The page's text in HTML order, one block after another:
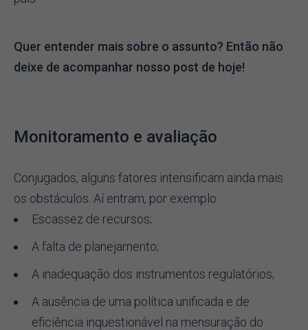
Quer entender mais sobre o assunto? Então não
deixe de acompanhar nosso post de hoje!
Monitoramento e avaliação
Conjugados, alguns fatores intensificam ainda mais
os obstáculos. Aí entram, por exemplo:
Escassez de recursos;
A falta de planejamento;
A inadequação dos instrumentos regulatórios;
A ausência de uma política unificada e de
eficiência inquestionável na mensuração do